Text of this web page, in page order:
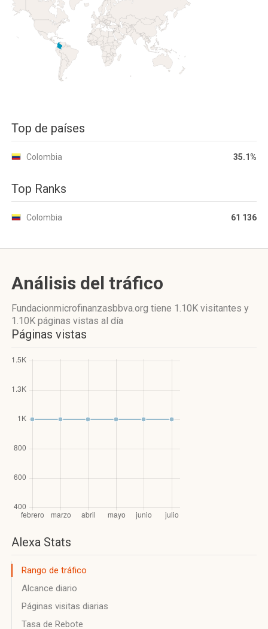
Top de países
Colombia 35.1%
Top Ranks
Colombia 61 136
Análisis del tráfico
Fundacionmicrofinanzasbbva.org tiene 1.10K visitantes y
1.10K páginas vistas al día
Páginas vistas
Alexa Stats
Rango de tráfico
Alcance diario
Páginas visitas diarias
Tasa de Rebote